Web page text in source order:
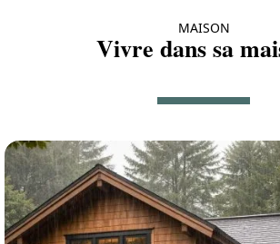
MAISON
Vivre dans sa